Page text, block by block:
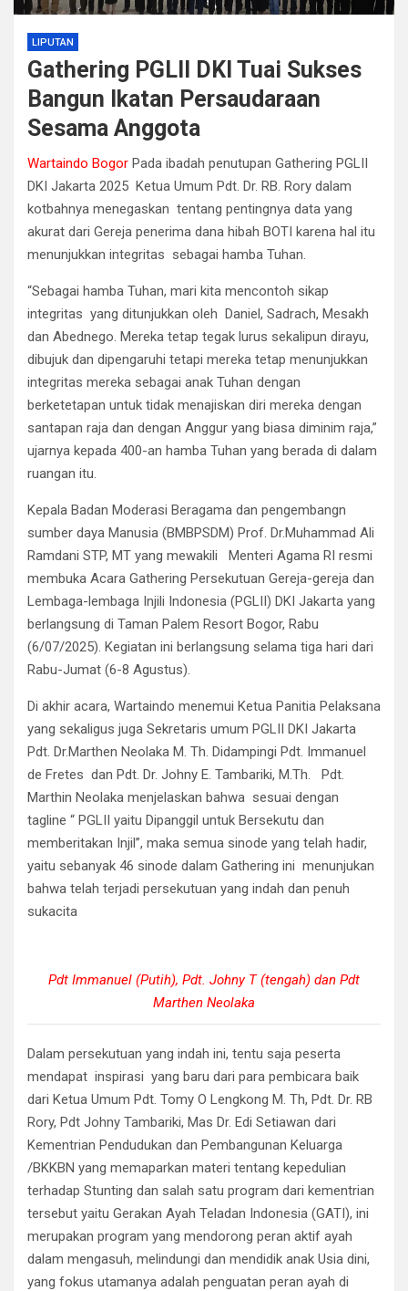
LIPUTAN
Gathering PGLII DKI Tuai Sukses
Bangun Ikatan Persaudaraan
Sesama Anggota
Wartaindo Bogor Pada ibadah penutupan Gathering PGLII
DKI Jakarta 2025 Ketua Umum Pdt. Dr. RB. Rory dalam
kotbahnya menegaskan tentang pentingnya data yang
akurat dari Gereja penerima dana hibah BOTI karena hal itu
menunjukkan integritas sebagai hamba Tuhan.
“Sebagai hamba Tuhan, mari kita mencontoh sikap
integritas yang ditunjukkan oleh Daniel, Sadrach, Mesakh
dan Abednego. Mereka tetap tegak lurus sekalipun dirayu,
dibujuk dan dipengaruhi tetapi mereka tetap menunjukkan
integritas mereka sebagai anak Tuhan dengan
berketetapan untuk tidak menajiskan diri mereka dengan
santapan raja dan dengan Anggur yang biasa diminim raja,”
ujarnya kepada 400-an hamba Tuhan yang berada di dalam
ruangan itu.
Kepala Badan Moderasi Beragama dan pengembangn
sumber daya Manusia (BMBPSDM) Prof. Dr.Muhammad Ali
Ramdani STP, MT yang mewakili Menteri Agama RI resmi
membuka Acara Gathering Persekutuan Gereja-gereja dan
Lembaga-lembaga Injili Indonesia (PGLII) DKI Jakarta yang
berlangsung di Taman Palem Resort Bogor, Rabu
(6/07/2025). Kegiatan ini berlangsung selama tiga hari dari
Rabu-Jumat (6-8 Agustus).
Di akhir acara, Wartaindo menemui Ketua Panitia Pelaksana
yang sekaligus juga Sekretaris umum PGLII DKI Jakarta
Pdt. Dr.Marthen Neolaka M. Th. Didampingi Pdt. Immanuel
de Fretes dan Pdt. Dr. Johny E. Tambariki, M.Th. Pdt.
Marthin Neolaka menjelaskan bahwa sesuai dengan
tagline “ PGLII yaitu Dipanggil untuk Bersekutu dan
memberitakan Injil”, maka semua sinode yang telah hadir,
yaitu sebanyak 46 sinode dalam Gathering ini menunjukan
bahwa telah terjadi persekutuan yang indah dan penuh
sukacita
Pdt Immanuel (Putih), Pdt. Johny T (tengah) dan Pdt
Marthen Neolaka
Dalam persekutuan yang indah ini, tentu saja peserta
mendapat inspirasi yang baru dari para pembicara baik
dari Ketua Umum Pdt. Tomy O Lengkong M. Th, Pdt. Dr. RB
Rory, Pdt Johny Tambariki, Mas Dr. Edi Setiawan dari
Kementrian Pendudukan dan Pembangunan Keluarga
/BKKBN yang memaparkan materi tentang kepedulian
terhadap Stunting dan salah satu program dari kementrian
tersebut yaitu Gerakan Ayah Teladan Indonesia (GATI), ini
merupakan program yang mendorong peran aktif ayah
dalam mengasuh, melindungi dan mendidik anak Usia dini,
yang fokus utamanya adalah penguatan peran ayah di